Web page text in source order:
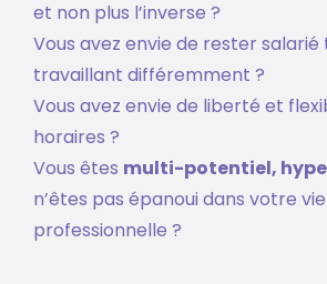
et non plus l’inverse ?
Vous avez envie de rester salarié
travaillant différemment ?
Vous avez envie de liberté et
horaires ?
Vous êtes multi-potentiel,
n’êtes pas épanoui dans votre vie
professionnelle ?